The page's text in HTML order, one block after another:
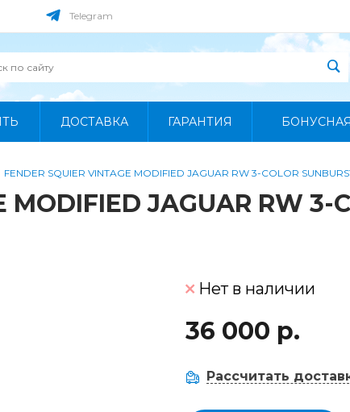
Telegram
ДОСТАВКА ГАРАНТИЯ
FENDER SQUIER VINTAGE MODIFIED JAGUAR RW 3-COLOR
MODIFIED JAGUAR RW 3-
Нет в наличии
36 000 р.
Рассчитать